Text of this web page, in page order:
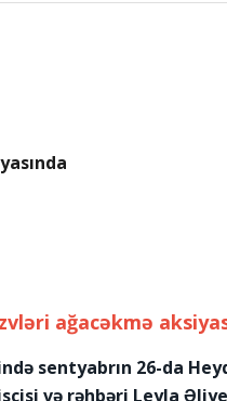
ağacəkmə
sentyabrın 26-da
və rəhbəri Leyla